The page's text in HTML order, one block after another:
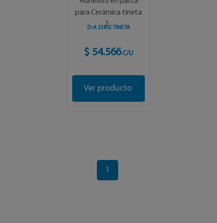
para Cerámica tineta
2...
D-A 25KG TINETA
$ 54.566 C/U
Ver producto
1